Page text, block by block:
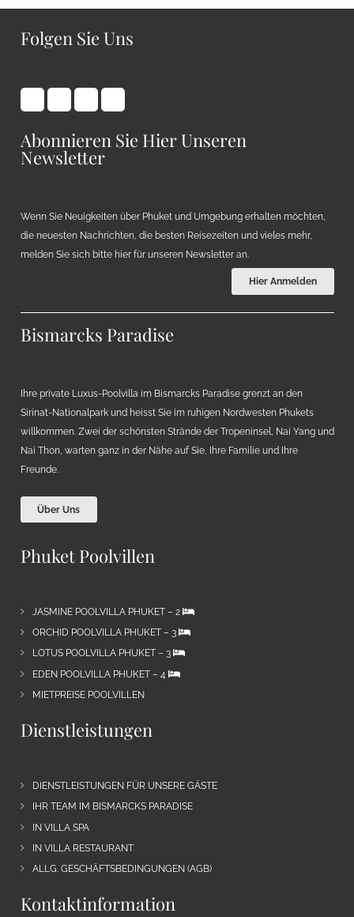
Folgen Sie Uns
Abonnieren Sie Hier Unseren
Newsletter
Wenn Sie Neuigkeiten über Phuket und Umgebung erhalten möchten,
die neuesten Nachrichten, die besten Reisezeiten und vieles mehr,
melden Sie sich bitte hier für unseren Newsletter an.
Hier Anmelden
Bismarcks Paradise
Ihre private Luxus-Poolvilla im Bismarcks Paradise grenzt an den
Sirinat-Nationalpark und heisst Sie im ruhigen Nordwesten Phukets
willkommen. Zwei der schönsten Strände der Tropeninsel, Nai Yang und
Nai Thon, warten ganz in der Nähe auf Sie, Ihre Familie und Ihre
Freunde.
Über Uns
Phuket Poolvillen
JASMINE POOLVILLA PHUKET – 2
ORCHID POOLVILLA PHUKET – 3
LOTUS POOLVILLA PHUKET – 3
EDEN POOLVILLA PHUKET – 4
MIETPREISE POOLVILLEN
Dienstleistungen
DIENSTLEISTUNGEN FÜR UNSERE GÄSTE
IHR TEAM IM BISMARCKS PARADISE
IN VILLA SPA
IN VILLA RESTAURANT
ALLG. GESCHÄFTSBEDINGUNGEN (AGB)
Kontaktinformation